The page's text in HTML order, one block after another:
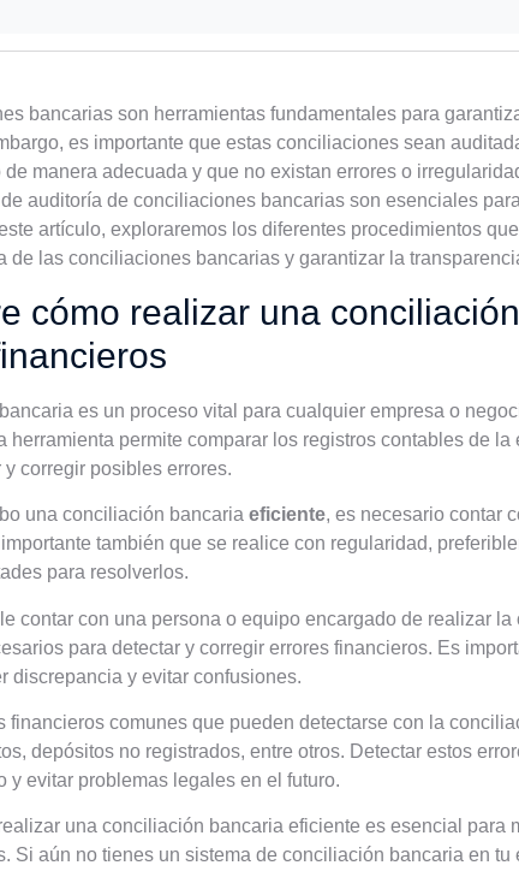
bancarias son herramientas fundamentales para
es importante que estas conciliaciones sean
de manera adecuada y que no existan errores o
auditoría de conciliaciones bancarias son esenciales
artículo, exploraremos los diferentes procedimientos
de las conciliaciones bancarias y garantizar la
cómo realizar una
es un proceso vital para cualquier empresa o
herramienta permite comparar los registros contables de
y corregir posibles errores.
una conciliación bancaria eficiente, es necesario contar
también que se realice con regularidad,
para resolverlos.
contar con una persona o equipo encargado de realizar
para detectar y corregir errores financieros. Es
discrepancia y evitar confusiones.
financieros comunes que pueden detectarse con la
depósitos no registrados, entre otros. Detectar estos
y evitar problemas legales en el futuro.
una conciliación bancaria eficiente es esencial para
Si aún no tienes un sistema de conciliación bancaria en